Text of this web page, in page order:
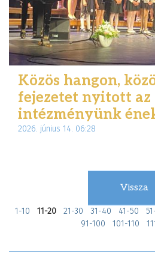
Közös hangon,
fejezetet nyitott az
intézményünk
2026. június 14. 06:28
Vissza
1-10 11-20 21-30 31-40 41-50
91-100
101-110